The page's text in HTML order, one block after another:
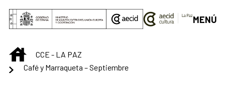
Saltar al contenido principal
MENÚ
INICIOCCE - LA PAZ
Café y Marraqueta – Septiembre